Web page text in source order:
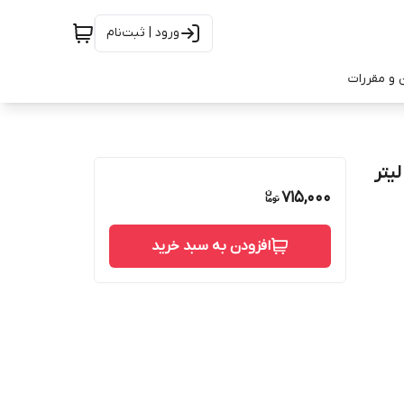
ورود | ثبت‌نام
و مقررات
715,000
افزودن به سبد خرید